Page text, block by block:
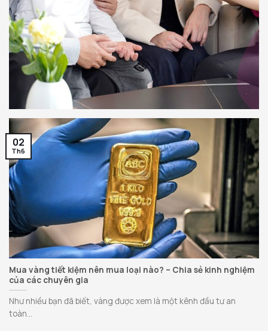
Mua vàng tiết kiệm nên mua loại nào? – Chia sẻ kinh nghiệm
của các chuyên gia
Như nhiều bạn đã biết, vàng được xem là một kênh đầu tư an
toàn...
02
Th6